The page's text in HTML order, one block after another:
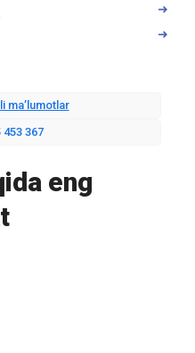
maʼlumotlar
367
eng